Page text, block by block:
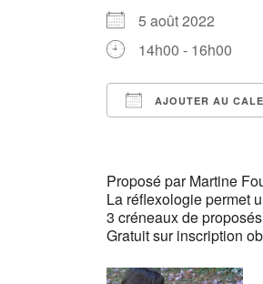
5 août 2022
14h00 - 16h00
AJOUTER AU
Proposé par Martine
La réflexologie permet
3 créneaux de
Gratuit sur inscription